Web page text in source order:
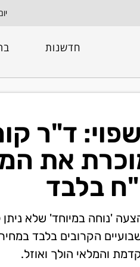
יום
חדשנות
ד"ר
את
'נוחה במיוחד' שלא